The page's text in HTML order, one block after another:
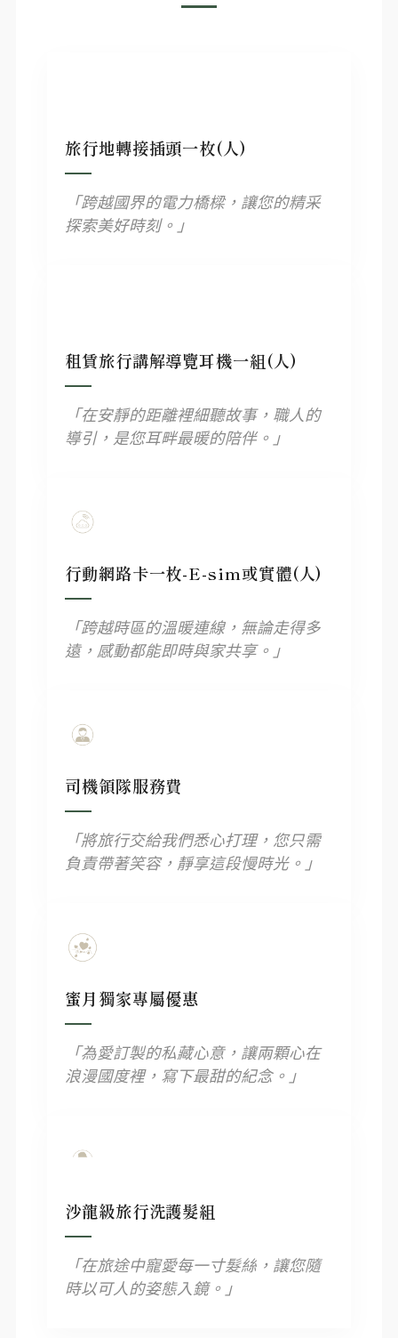
旅行地轉接插頭一枚(人)
「跨越國界的電力橋樑，讓您的精采
探索美好時刻。」
租賃旅行講解導覽耳機一組(人)
「在安靜的距離裡細聽故事，職人的
導引，是您耳畔最暖的陪伴。」
行動網路卡一枚-E-sim或實體(人)
「跨越時區的溫暖連線，無論走得多
遠，感動都能即時與家共享。」
司機領隊服務費
「將旅行交給我們悉心打理，您只需
負責帶著笑容，靜享這段慢時光。」
蜜月獨家專屬優惠
「為愛訂製的私藏心意，讓兩顆心在
浪漫國度裡，寫下最甜的紀念。」
沙龍級旅行洗護髮組
「在旅途中寵愛每一寸髮絲，讓您隨
時以可人的姿態入鏡。」